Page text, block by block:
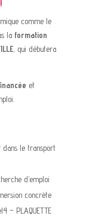
comme le
la formation
, qui débutera
et
dans le transport
d’emploi
concrète
4 – PLAQUETTE